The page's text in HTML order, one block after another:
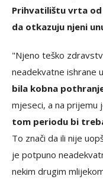
Prihvatilištu vrta
da otkazuju njeni
"Njeno teško
neadekvatne ishrane
bila kobna
mjeseci, a na prijemu
tom periodu bi
To znači da ili nije
je potpuno
nekim drugim